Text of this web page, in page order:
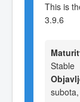
This is
3.9.6
Stable